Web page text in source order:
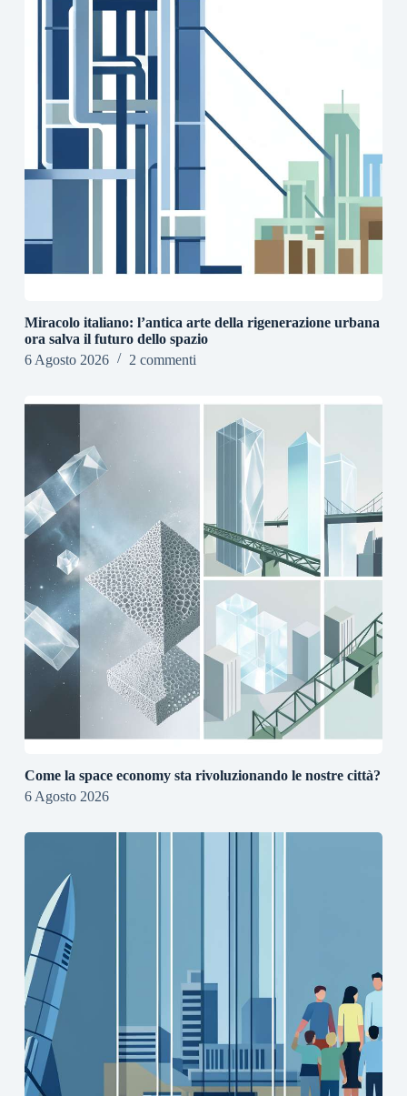
Miracolo italiano: l’antica arte della rigenerazione urbana
ora salva il futuro dello spazio
6 Agosto 2026
2 commenti
Come la space economy sta rivoluzionando le nostre città?
6 Agosto 2026